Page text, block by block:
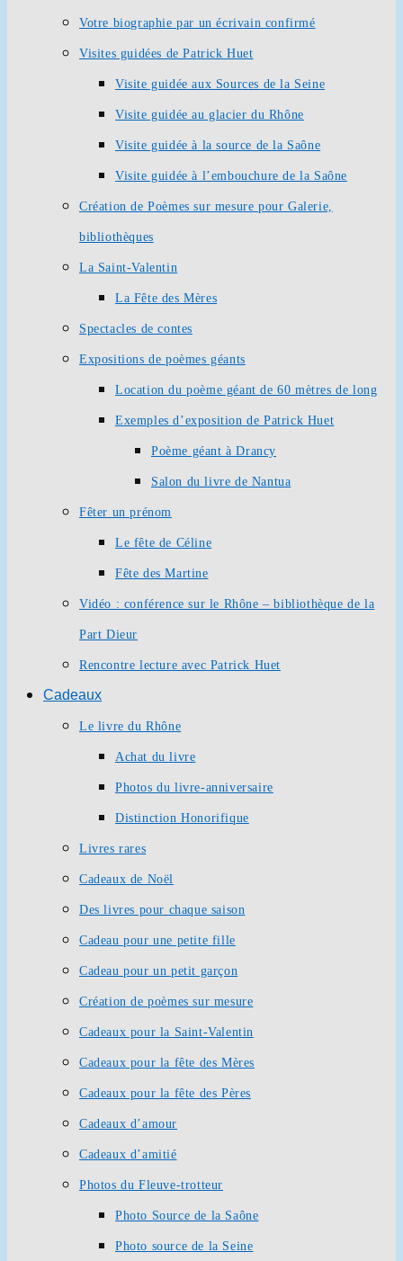
Votre biographie par un écrivain confirmé
Visites guidées de Patrick Huet
Visite guidée aux Sources de la Seine
Visite guidée au glacier du Rhône
Visite guidée à la source de la Saône
Visite guidée à l’embouchure de la Saône
Création de Poèmes sur mesure pour Galerie,
bibliothèques
La Saint-Valentin
La Fête des Mères
Spectacles de contes
Expositions de poèmes géants
Location du poème géant de 60 mètres de long
Exemples d’exposition de Patrick Huet
Poème géant à Drancy
Salon du livre de Nantua
Fêter un prénom
Le fête de Céline
Fête des Martine
Vidéo : conférence sur le Rhône – bibliothèque de la
Part Dieur
Rencontre lecture avec Patrick Huet
Cadeaux
Le livre du Rhône
Achat du livre
Photos du livre-anniversaire
Distinction Honorifique
Livres rares
Cadeaux de Noël
Des livres pour chaque saison
Cadeau pour une petite fille
Cadeau pour un petit garçon
Création de poèmes sur mesure
Cadeaux pour la Saint-Valentin
Cadeaux pour la fête des Mères
Cadeaux pour la fête des Pères
Cadeaux d’amour
Cadeaux d’amitié
Photos du Fleuve-trotteur
Photo Source de la Saône
Photo source de la Seine